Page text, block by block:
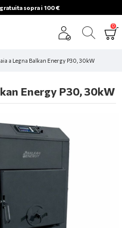
sopra i 100 €
0
a Legna Balkan Energy P30, 30kW
Energy P30, 30kW